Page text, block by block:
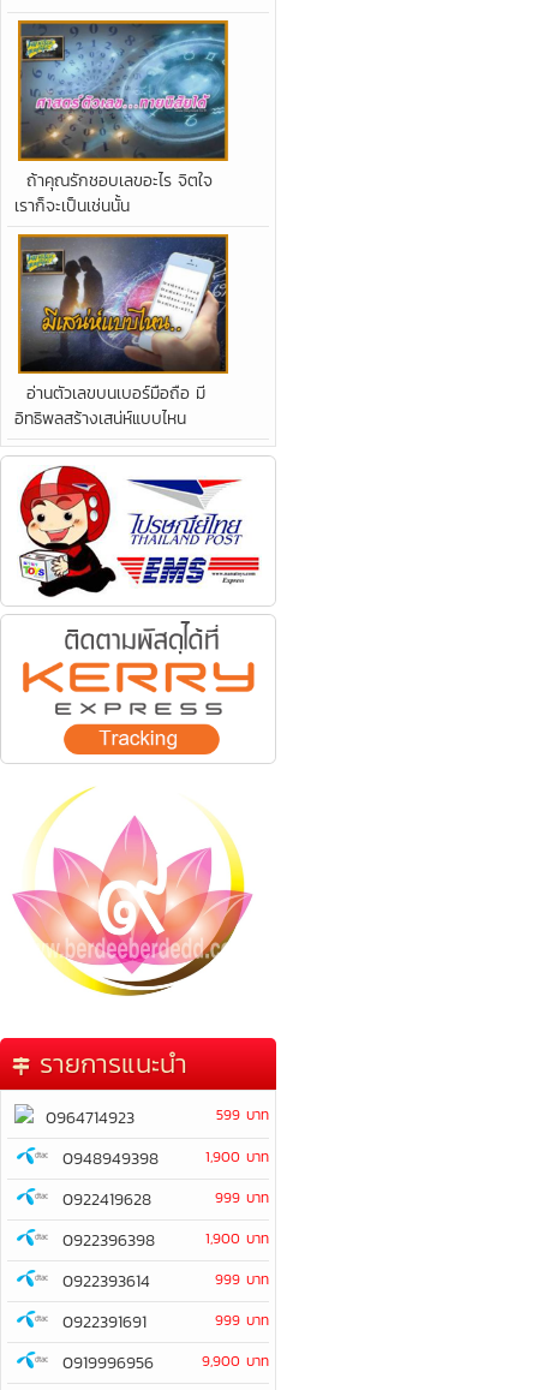
ถ้าคุณรักชอบเลขอะไร จิตใจ
เราก็จะเป็นเช่นนั้น
อ่านตัวเลขบนเบอร์มือถือ มี
อิทธิพลสร้างเสน่ห์แบบไหน
รายการแนะนำ
0964714923 599 บาท
0948949398 1,900 บาท
0922419628 999 บาท
0922396398 1,900 บาท
0922393614 999 บาท
0922391691 999 บาท
0919996956 9,900 บาท